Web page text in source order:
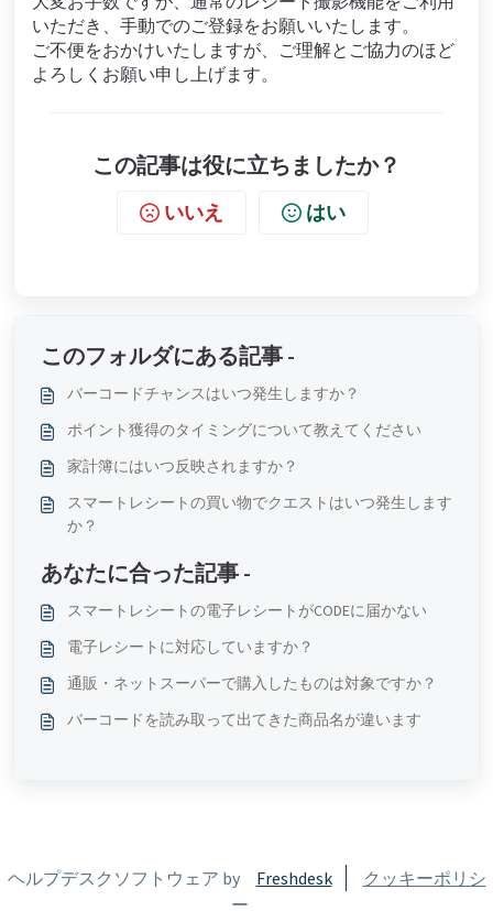
いただき、手動でのご登録をお願いいたします。
ご不便をおかけいたしますが、ご理解とご協力のほど
よろしくお願い申し上げます。
この記事は役に立ちましたか？
いいえ はい
このフォルダにある記事 -
バーコードチャンスはいつ発生しますか？
ポイント獲得のタイミングについて教えてください
家計簿にはいつ反映されますか？
スマートレシートの買い物でクエストはいつ発生します
か？
あなたに合った記事 -
スマートレシートの電子レシートがCODEに届かない
電子レシートに対応していますか？
通販・ネットスーパーで購入したものは対象ですか？
バーコードを読み取って出てきた商品名が違います
ヘルプデスクソフトウェア by Freshdesk
クッキーポリシ
ー